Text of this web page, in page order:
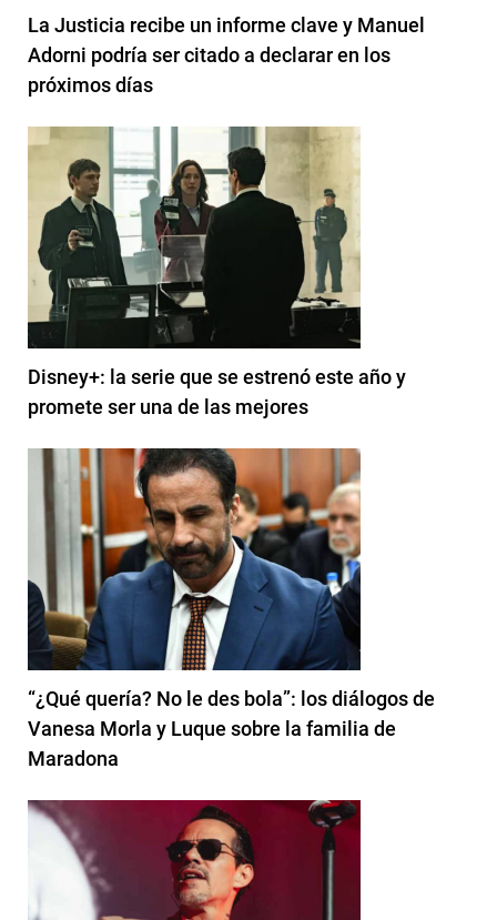
La Justicia recibe un informe clave y Manuel
Adorni podría ser citado a declarar en los
próximos días
Disney+: la serie que se estrenó este año y
promete ser una de las mejores
“¿Qué quería? No le des bola”: los diálogos de
Vanesa Morla y Luque sobre la familia de
Maradona